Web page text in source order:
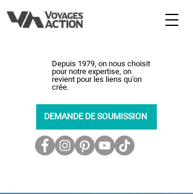
Depuis 1979, on nous choisit
pour notre expertise, on
revient pour les liens qu'on
crée.
DEMANDE DE SOUMISSION